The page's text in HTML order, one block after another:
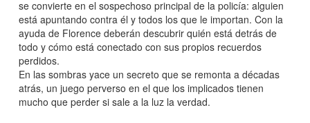
se convierte en el sospechoso principal de la policía: alguien
está apuntando contra él y todos los que le importan. Con la
ayuda de Florence deberán descubrir quién está detrás de
todo y cómo está conectado con sus propios recuerdos
perdidos.
En las sombras yace un secreto que se remonta a décadas
atrás, un juego perverso en el que los implicados tienen
mucho que perder si sale a la luz la verdad.